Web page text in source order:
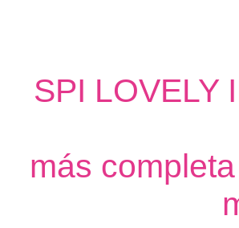
SPI LOVELY
más